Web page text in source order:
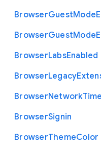
BrowserGuestMode
BrowserGuestMode
BrowserLabsEnabled
BrowserLegacy
BrowserNetworkTime
BrowserSignin
BrowserThemeColor